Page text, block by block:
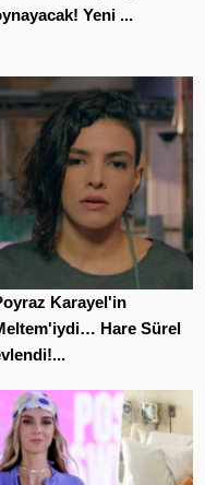
Yeni ...
Karayel'in
Hare Sürel